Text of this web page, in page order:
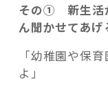
その① 新生活
ん聞かせてあげ
「幼稚園や保
よ」